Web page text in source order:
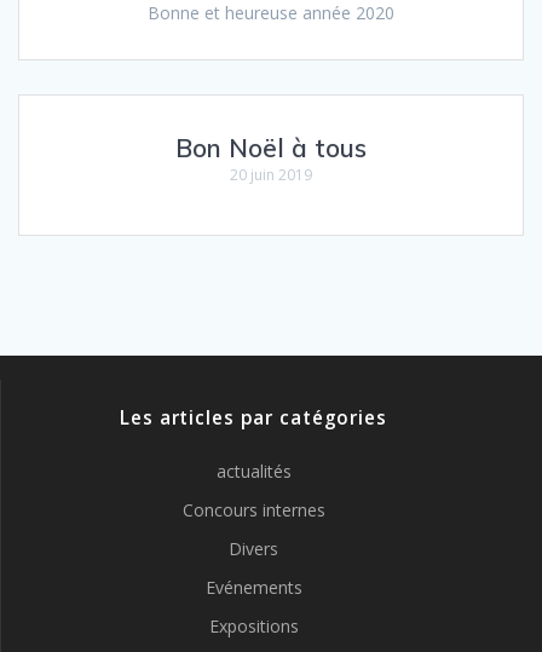
Bonne et heureuse année 2020
Bon Noël à tous
20 juin 2019
Les articles par catégories
actualités
Concours internes
Divers
Evénements
Expositions